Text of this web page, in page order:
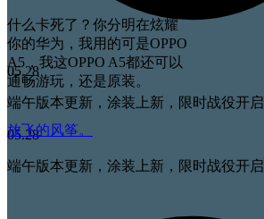
05.28
端午版本更新，涂装上新，限时战役开启
05.28
端午版本更新，涂装上新，限时战役开启
什么卡死了？你分明在炫耀
你的华为，我用的可是OPPO
A5，我这OPPO A5都还可以
通畅游玩，还是原装。
放飞的风筝。